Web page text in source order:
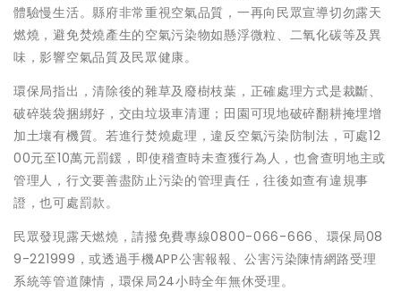
體驗慢生活。縣府非常重視空氣品質，一再向民眾宣導切勿露天
燃燒，避免焚燒產生的空氣污染物如懸浮微粒、二氧化碳等及異
味，影響空氣品質及民眾健康。
環保局指出，清除後的雜草及廢樹枝葉，正確處理方式是裁斷、
破碎裝袋捆綁好，交由垃圾車清運；田園可現地破碎翻耕掩埋增
加土壤有機質。若進行焚燒處理，違反空氣污染防制法，可處12
00元至10萬元罰鍰，即使稽查時未查獲行為人，也會查明地主或
管理人，行文要善盡防止污染的管理責任，往後如查有違規事
證，也可處罰款。
民眾發現露天燃燒，請撥免費專線0800-066-666、環保局08
9-221999，或透過手機APP公害報報、公害污染陳情網路受理
系統等管道陳情，環保局24小時全年無休受理。